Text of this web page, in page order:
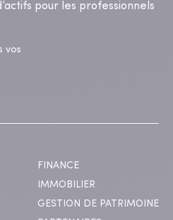
pour les professionnels
vos
FINANCE
IMMOBILIER
GESTION DE PATRIMOINE